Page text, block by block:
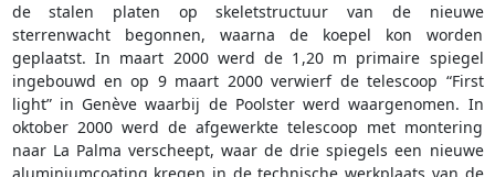
de stalen platen op skeletstructuur van de nieuwe
sterrenwacht begonnen, waarna de koepel kon worden
geplaatst. In maart 2000 werd de 1,20 m primaire spiegel
ingebouwd en op 9 maart 2000 verwierf de telescoop “First
light” in Genève waarbij de Poolster werd waargenomen. In
oktober 2000 werd de afgewerkte telescoop met montering
naar La Palma verscheept, waar de drie spiegels een nieuwe